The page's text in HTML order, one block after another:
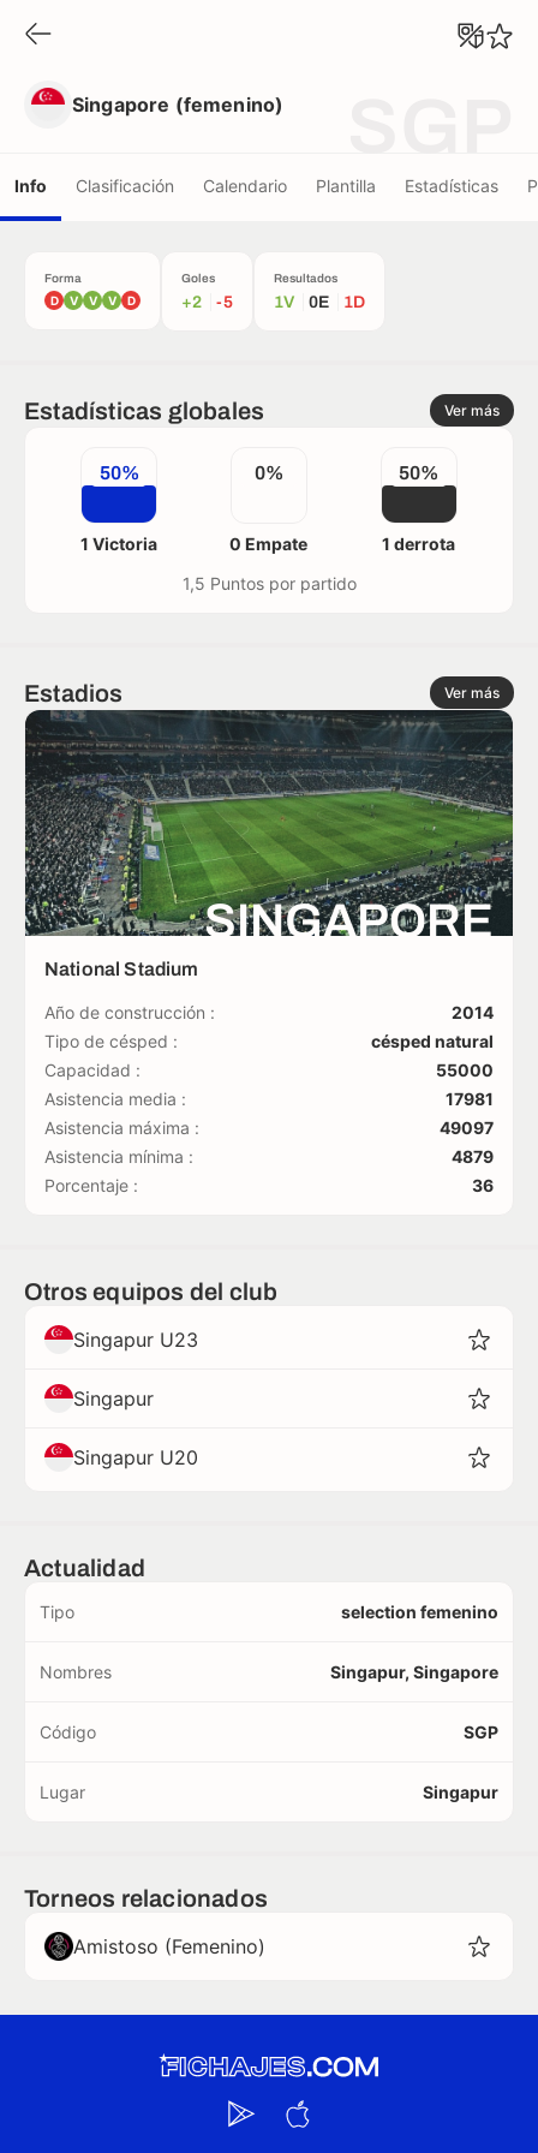
Singapore (femenino)
Info Clasificación Calendario Plantilla Estadísticas
Forma
D V V V D
Goles
+2 -5
Resultados
1V 0E 1D
Estadísticas globales Ver más
50%
1 Victoria
0%
0 Empate
50%
1 derrota
1,5 Puntos por partido
Estadios Ver más
SINGAPORE
National Stadium
Año de construcción :
2014
Tipo de césped :
césped natural
Capacidad :
55000
Asistencia media :
17981
Asistencia máxima :
49097
Asistencia mínima :
4879
Porcentaje :
36
Otros equipos del club
Singapur U23
Singapur
Singapur U20
Actualidad
Tipo selection femenino
Nombres Singapur, Singapore
Código SGP
Lugar Singapur
Torneos relacionados
Amistoso (Femenino)